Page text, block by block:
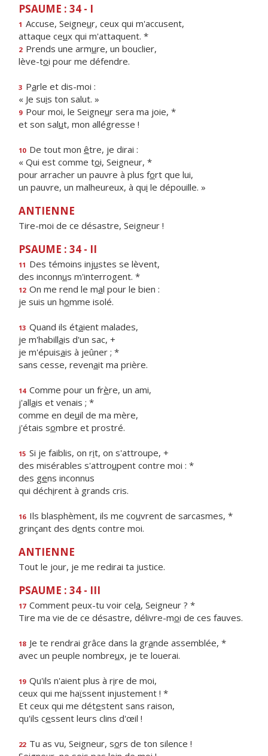
PSAUME : 34 - I
1 Accuse, Seigneur, ceux qui m'accusent,
attaque ceux qui m'attaquent. *
2 Prends une armure, un bouclier,
lève-toi pour me défendre.
3 Parle et dis-moi :
« Je suis ton salut. »
9 Pour moi, le Seigneur sera ma joie, *
et son salut, mon allégresse !
10 De tout mon être, je dirai :
« Qui est comme toi, Seigneur, *
pour arracher un pauvre à plus fort que lui,
un pauvre, un malheureux, à qui le dépouille. »
ANTIENNE
Tire-moi de ce désastre, Seigneur !
PSAUME : 34 - II
11 Des témoins injustes se lèvent,
des inconnus m'interrogent. *
12 On me rend le mal pour le bien :
je suis un homme isolé.
13 Quand ils étaient malades,
je m'habillais d'un sac, +
je m'épuisais à jeûner ; *
sans cesse, revenait ma prière.
14 Comme pour un frère, un ami,
j'allais et venais ; *
comme en deuil de ma mère,
j'étais sombre et prostré.
15 Si je faiblis, on rit, on s'attroupe, +
des misérables s'attroupent contre moi : *
des gens inconnus
qui déchirent à grands cris.
16 Ils blasphèment, ils me couvrent de sarcasmes, *
grinçant des dents contre moi.
ANTIENNE
Tout le jour, je me redirai ta justice.
PSAUME : 34 - III
17 Comment peux-tu voir cela, Seigneur ? *
Tire ma vie de ce désastre, délivre-moi de ces fauves.
18 Je te rendrai grâce dans la grande assemblée, *
avec un peuple nombreux, je te louerai.
19 Qu'ils n'aient plus à rire de moi,
ceux qui me haïssent injustement ! *
Et ceux qui me détestent sans raison,
qu'ils cessent leurs clins d'œil !
22 Tu as vu, Seigneur, sors de ton silence !